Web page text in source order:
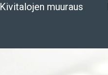
Kivitalojen muuraus